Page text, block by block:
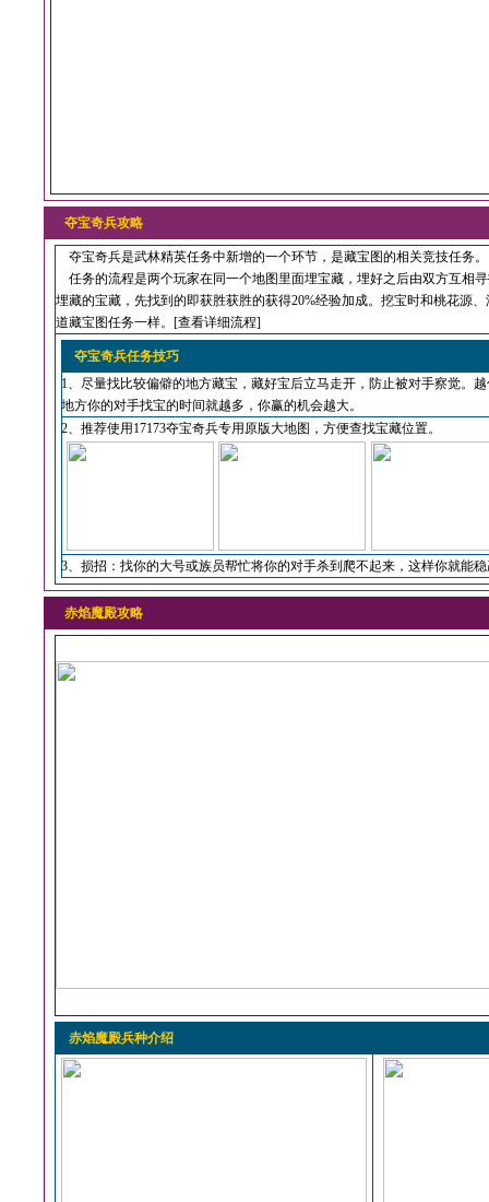
夺宝奇兵攻略
夺宝奇兵是武林精英任务中新增的一个环节，是藏宝图的相关竞技任务。
任务的流程是两个玩家在同一个地图里面埋宝藏，埋好之后由双方互相
埋藏的宝藏，先找到的即获胜获胜的获得20%经验加成。挖宝时和桃花源、
道藏宝图任务一样。[查看详细流程]
夺宝奇兵任务技巧
1、尽量找比较偏僻的地方藏宝，藏好宝后立马走开，防止被对手察觉。
地方你的对手找宝的时间就越多，你赢的机会越大。
2、推荐使用17173夺宝奇兵专用原版大地图，方便查找宝藏位置。
3、损招：找你的大号或族员帮忙将你的对手杀到爬不起来，这样你就能
赤焰魔殿攻略
赤焰魔殿兵种介绍